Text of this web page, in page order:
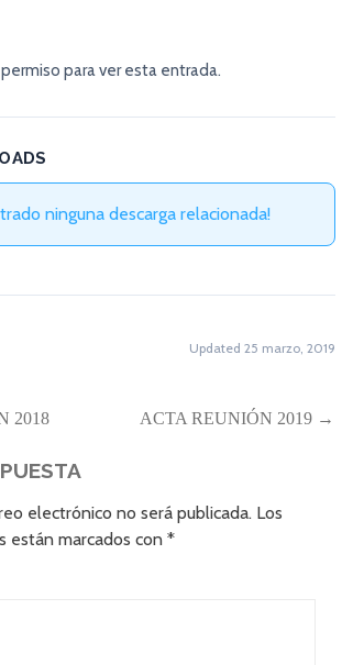
para ver esta entrada.
ninguna descarga relacionada!
Updated 25 marzo, 2019
2018 ACTA REUNIÓN 2019 →
electrónico no será publicada. Los
están marcados con*